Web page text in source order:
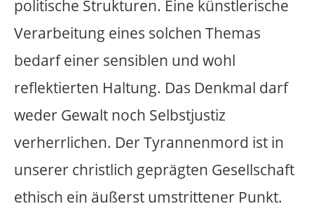
und sein politisches
Verantwortungsgefühl hervorheben.
folgende Skulptur vor.
Ich möchte eine Glaswand mit den
Ausmaßen von 2,50Meter Höhe und
10einzelnen Scheiben errichten. Sie hat
eine bräunlich transparente Färbung und
optisch in Brauntöne. Auf dieser